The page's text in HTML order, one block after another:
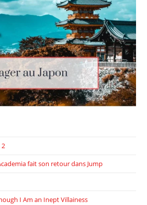
2
fait son retour dans Jump
I Am an Inept Villainess